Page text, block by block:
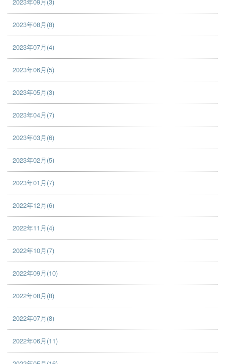
2023年09月(3)
2023年08月(8)
2023年07月(4)
2023年06月(5)
2023年05月(3)
2023年04月(7)
2023年03月(6)
2023年02月(5)
2023年01月(7)
2022年12月(6)
2022年11月(4)
2022年10月(7)
2022年09月(10)
2022年08月(8)
2022年07月(8)
2022年06月(11)